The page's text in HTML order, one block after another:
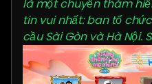
là một chuyến thám
tin vui nhất: ban tổ
cầu Sài Gòn và Hà Nội.